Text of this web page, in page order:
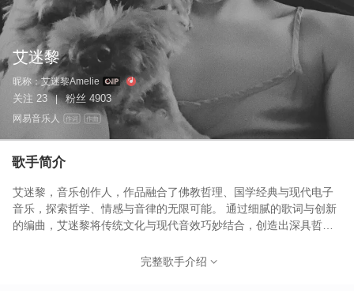
艾迷黎
昵称：艾迷黎Amelie
关注 23 | 粉丝 4903
网易音乐人 作词 作曲
歌手简介
艾迷黎，音乐创作人，作品融合了佛教哲理、国学经典与现代电子
音乐，探索哲学、情感与音律的无限可能。 通过细腻的歌词与创新
的编曲，艾迷黎将传统文化与现代音效巧妙结合，创造出深具哲理
性，不仅涵盖电子音乐，还包括电影独白和诗歌独白类型的创作，
完整歌手介绍